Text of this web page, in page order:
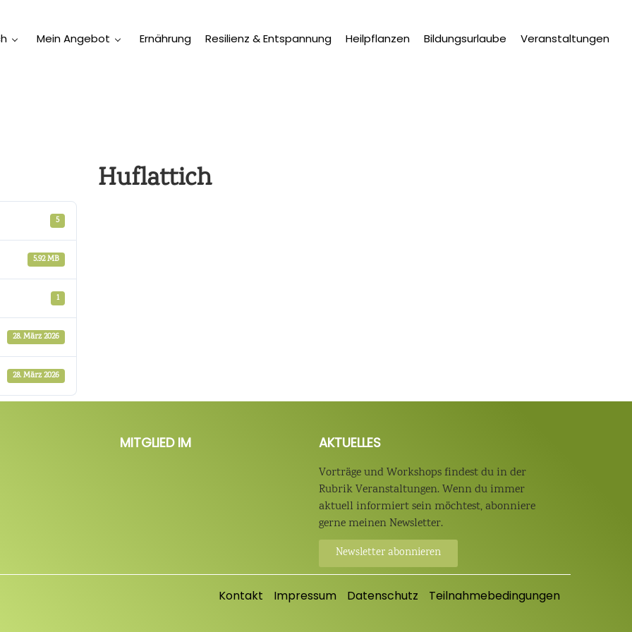
Mein Angebot Ernährung Resilienz & Entspannung Heilpflanzen Bildungsurlaube Veranstaltungen
5
5.92 MB
1
28. März 2026
28. März 2026
Huflattich
MITGLIED IM AKTUELLES
Vorträge und Workshops findest du in der
Rubrik Veranstaltungen. Wenn du immer
aktuell informiert sein möchtest, abonniere
gerne meinen Newsletter.
Newsletter abonnieren
Kontakt Impressum Datenschutz Teilnahmebedingungen